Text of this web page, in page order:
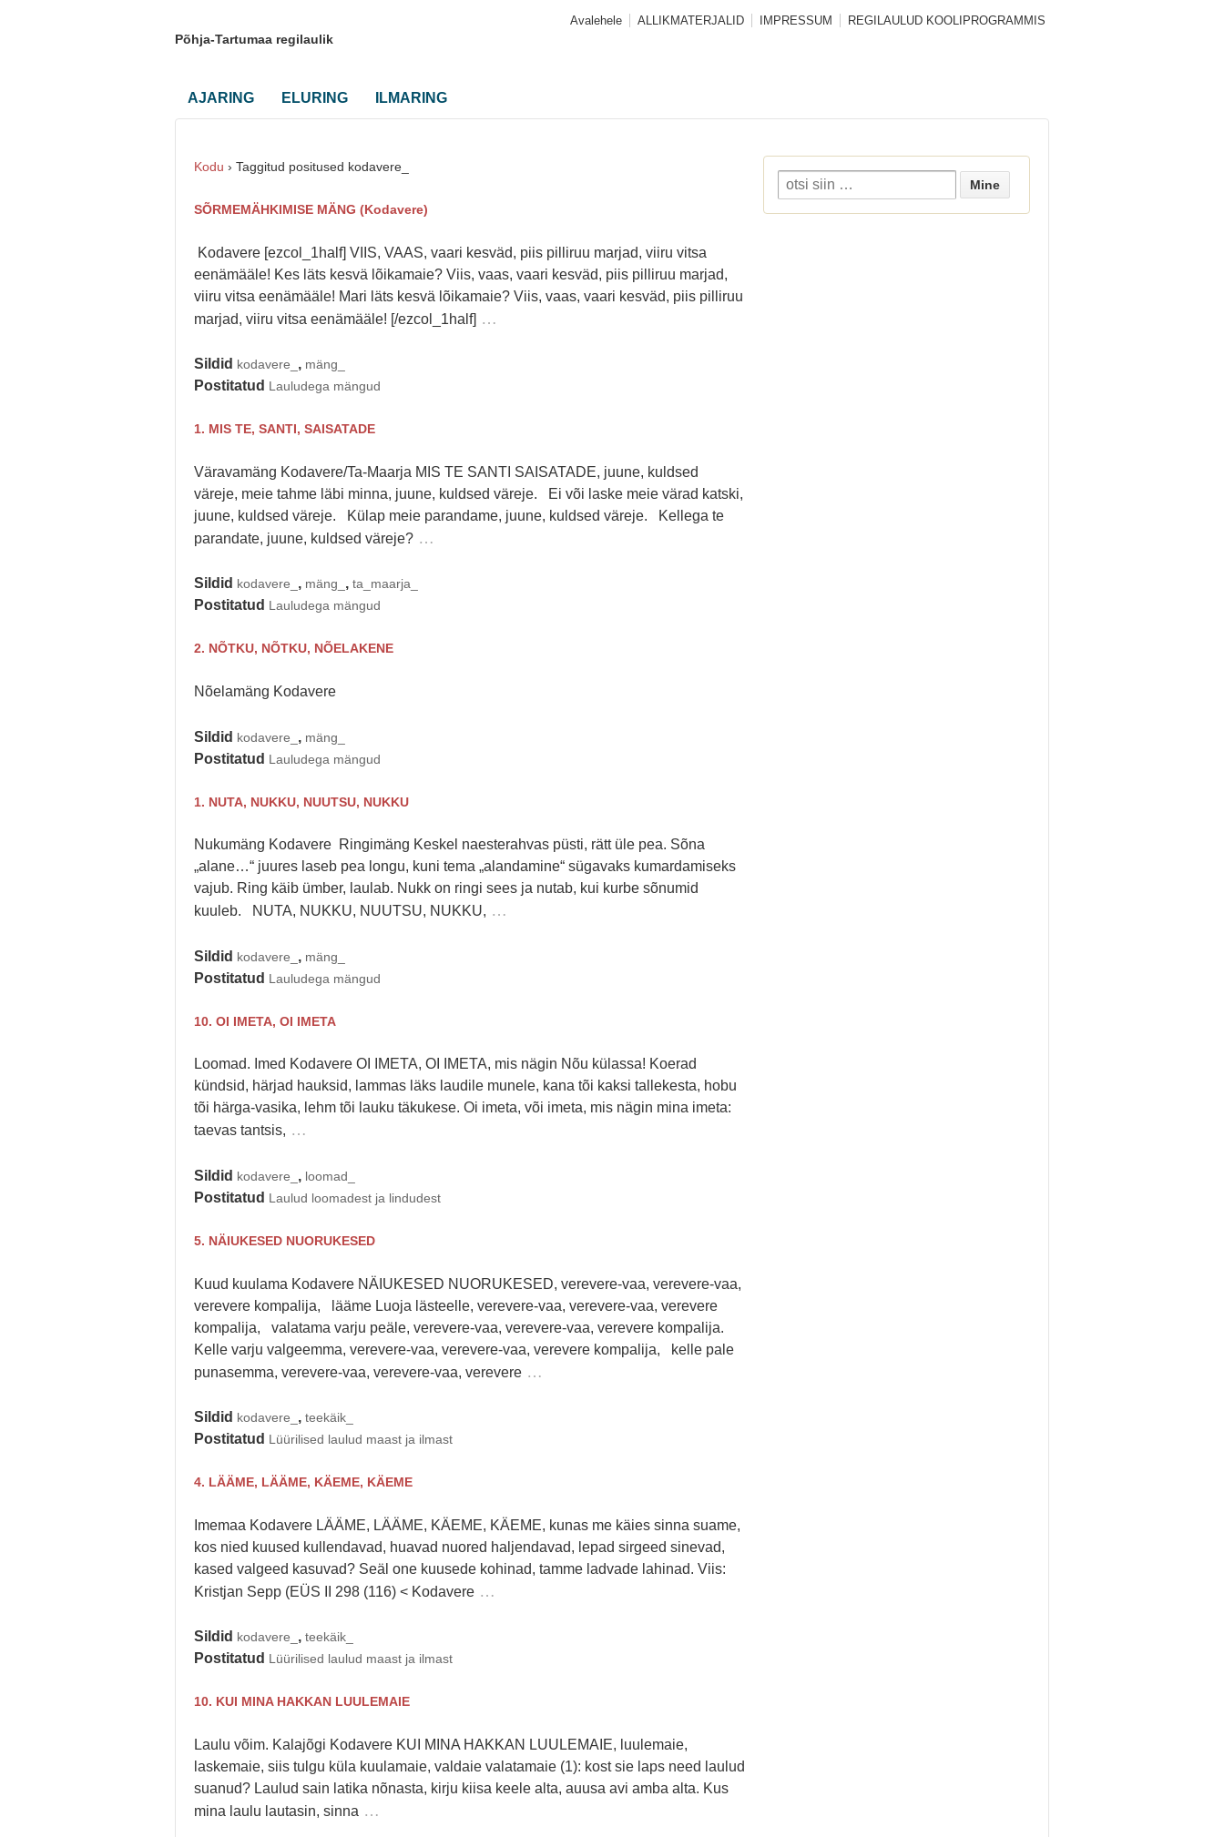
Avalehele ALLIKMATERJALID IMPRESSUM REGILAULUD KOOLIPROGRAMMIS
Põhja-Tartumaa regilaulik
AJARING ELURING ILMARING
Kodu › Taggitud positused kodavere_
SÕRMEMÄHKIMISE MÄNG (Kodavere)
Kodavere [ezcol_1half] VIIS, VAAS, vaari kesväd, piis pilliruu marjad, viiru vitsa
eenämääle! Kes läts kesvä lõikamaie? Viis, vaas, vaari kesväd, piis pilliruu marjad,
viiru vitsa eenämääle! Mari läts kesvä lõikamaie? Viis, vaas, vaari kesväd, piis pilliruu
marjad, viiru vitsa eenämääle! [/ezcol_1half] …
Sildid kodavere_ , mäng_
Postitatud Lauludega mängud
1. MIS TE, SANTI, SAISATADE
Väravamäng Kodavere/Ta-Maarja MIS TE SANTI SAISATADE, juune, kuldsed
väreje, meie tahme läbi minna, juune, kuldsed väreje. Ei või laske meie värad katski,
juune, kuldsed väreje. Külap meie parandame, juune, kuldsed väreje. Kellega te
parandate, juune, kuldsed väreje? …
Sildid kodavere_ , mäng_ , ta_maarja_
Postitatud Lauludega mängud
2. NÕTKU, NÕTKU, NÕELAKENE
Nõelamäng Kodavere
Sildid kodavere_ , mäng_
Postitatud Lauludega mängud
1. NUTA, NUKKU, NUUTSU, NUKKU
Nukumäng Kodavere Ringimäng Keskel naesterahvas püsti, rätt üle pea. Sõna
„alane…“ juures laseb pea longu, kuni tema „alandamine“ sügavaks kumardamiseks
vajub. Ring käib ümber, laulab. Nukk on ringi sees ja nutab, kui kurbe sõnumid
kuuleb. NUTA, NUKKU, NUUTSU, NUKKU, …
Sildid kodavere_ , mäng_
Postitatud Lauludega mängud
10. OI IMETA, OI IMETA
Loomad. Imed Kodavere OI IMETA, OI IMETA, mis nägin Nõu külassa! Koerad
kündsid, härjad hauksid, lammas läks laudile munele, kana tõi kaksi tallekesta, hobu
tõi härga-vasika, lehm tõi lauku täkukese. Oi imeta, või imeta, mis nägin mina imeta:
taevas tantsis, …
Sildid kodavere_ , loomad_
Postitatud Laulud loomadest ja lindudest
5. NÄIUKESED NUORUKESED
Kuud kuulama Kodavere NÄIUKESED NUORUKESED, verevere-vaa, verevere-vaa,
verevere kompalija, lääme Luoja lästeelle, verevere-vaa, verevere-vaa, verevere
kompalija, valatama varju peäle, verevere-vaa, verevere-vaa, verevere kompalija.
Kelle varju valgeemma, verevere-vaa, verevere-vaa, verevere kompalija, kelle pale
punasemma, verevere-vaa, verevere-vaa, verevere …
Sildid kodavere_ , teekäik_
Postitatud Lüürilised laulud maast ja ilmast
4. LÄÄME, LÄÄME, KÄEME, KÄEME
Imemaa Kodavere LÄÄME, LÄÄME, KÄEME, KÄEME, kunas me käies sinna suame,
kos nied kuused kullendavad, huavad nuored haljendavad, lepad sirgeed sinevad,
kased valgeed kasuvad? Seäl one kuusede kohinad, tamme ladvade lahinad. Viis:
Kristjan Sepp (EÜS II 298 (116) < Kodavere …
Sildid kodavere_ , teekäik_
Postitatud Lüürilised laulud maast ja ilmast
10. KUI MINA HAKKAN LUULEMAIE
Laulu võim. Kalajõgi Kodavere KUI MINA HAKKAN LUULEMAIE, luulemaie,
laskemaie, siis tulgu küla kuulamaie, valdaie valatamaie (1): kost sie laps need laulud
suanud? Laulud sain latika nõnasta, kirju kiisa keele alta, auusa avi amba alta. Kus
mina laulu lautasin, sinna …